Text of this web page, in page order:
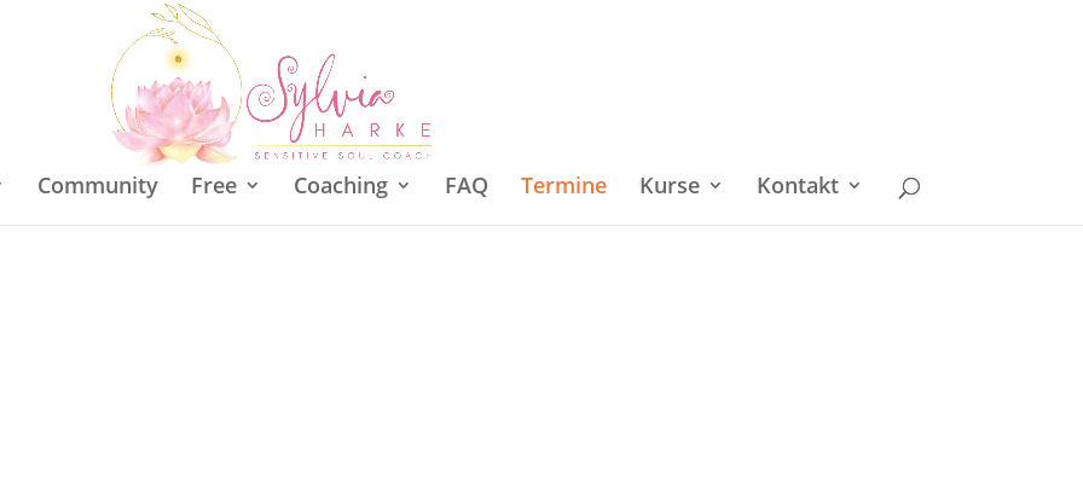
Community Free Coaching FAQ Termine Kurse Kontakt